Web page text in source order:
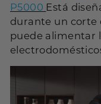
P5000 Está
durante un corte
puede alimentar